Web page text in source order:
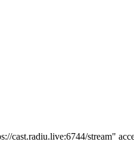
cast.radiu.live:6744/stream"